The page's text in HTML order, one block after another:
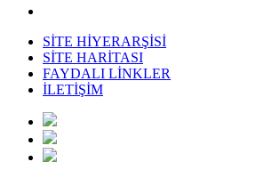
SİTE HİYERARŞİSİ
SİTE HARİTASI
FAYDALI LİNKLER
İLETİŞİM